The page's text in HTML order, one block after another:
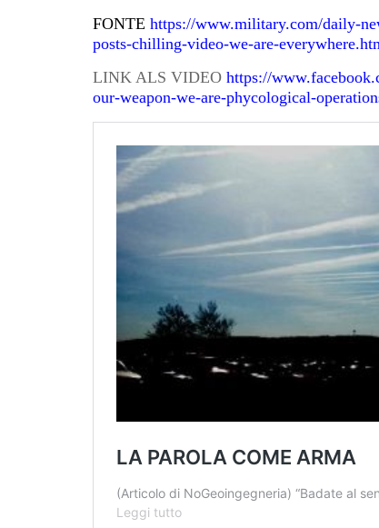
FONTE https://www.military.com/daily-
posts-chilling-video-we-are-
LINK ALS VIDEO https://
our-weapon-we-are-phycological-